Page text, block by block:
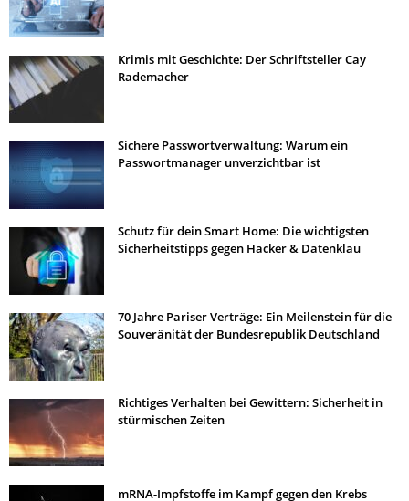
Krimis mit Geschichte: Der Schriftsteller Cay
Rademacher
Sichere Passwortverwaltung: Warum ein
Passwortmanager unverzichtbar ist
Schutz für dein Smart Home: Die wichtigsten
Sicherheitstipps gegen Hacker & Datenklau
70 Jahre Pariser Verträge: Ein Meilenstein für die
Souveränität der Bundesrepublik Deutschland
Richtiges Verhalten bei Gewittern: Sicherheit in
stürmischen Zeiten
mRNA-Impfstoffe im Kampf gegen den Krebs